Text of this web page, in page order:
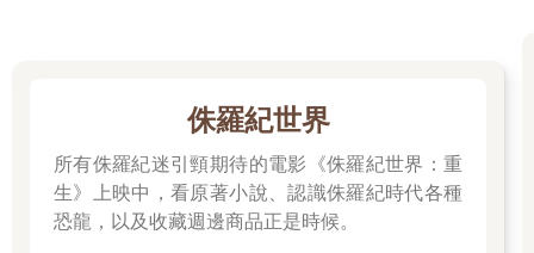
侏羅紀世界
所有侏羅紀迷引頸期待的電影《侏羅紀世界：重
生》上映中，看原著小說、認識侏羅紀時代各種
恐龍，以及收藏週邊商品正是時候。